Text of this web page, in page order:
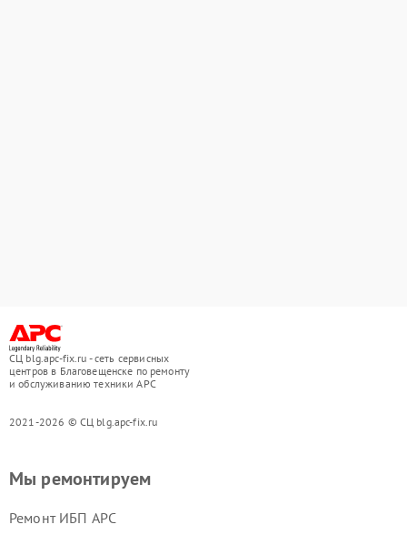
СЦ blg.apc-fix.ru - сеть сервисных
центров в Благовещенске по ремонту
и обслуживанию техники APC
2021-2026 © СЦ blg.apc-fix.ru
Мы ремонтируем
Ремонт ИБП APC